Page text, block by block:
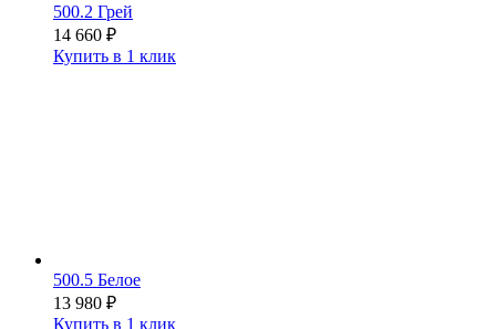
500.2 Грей
14 660 ₽
Купить в 1 клик
500.5 Белое
13 980 ₽
Купить в 1 клик